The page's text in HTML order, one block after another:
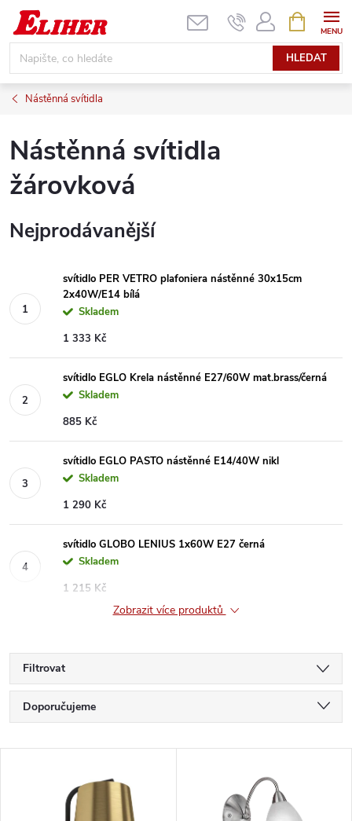
Přejít
obsah
HLEDAT
NÁKUPNÍ
KOŠÍK
Nástěnná svítidla
Nástěnná svítidla
žárovková
Nejprodávanější
svítidlo PER VETRO plafoniera nástěnné 30x15cm
2x40W/E14 bílá
Skladem
1 333 Kč
svítidlo EGLO Krela nástěnné E27/60W mat.brass/černá
Skladem
885 Kč
svítidlo EGLO PASTO nástěnné E14/40W nikl
Skladem
1 290 Kč
svítidlo GLOBO LENIUS 1x60W E27 černá
Skladem
1 215 Kč
Zobrazit více produktů
Filtrovat
Ř
a
Doporučujeme
Nejprodávanější